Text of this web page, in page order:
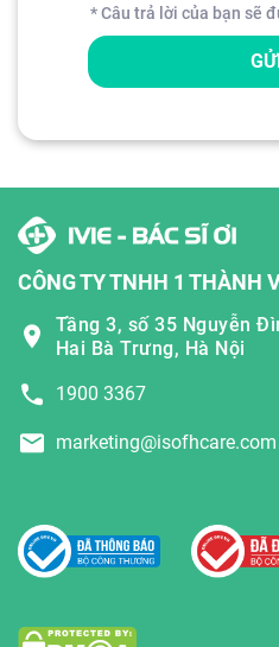
* Câu trả lời của bạn sẽ
CÔNG TY TNHH 1 THÀNH
Tầng 3, số 35 Nguyễn
Hai Bà Trưng, Hà Nội
1900 3367
marketing@isofhcare.com